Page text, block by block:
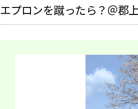
エプロンを蹴ったら？＠郡